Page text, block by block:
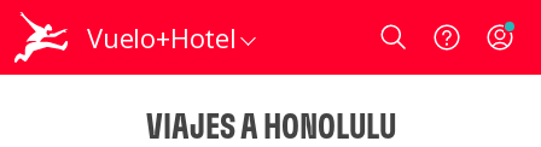
Vuelo+Hotel Login
VIAJES A HONOLULU